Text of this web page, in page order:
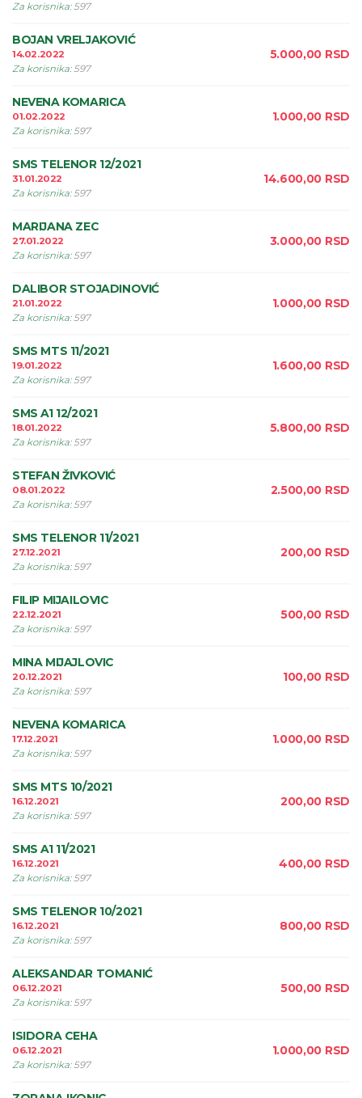
Za korisnika: 597
BOJAN VRELJAKOVIĆ
14.02.2022
Za korisnika: 597
5.000,00 RSD
NEVENA KOMARICA
01.02.2022
Za korisnika: 597
1.000,00 RSD
SMS TELENOR 12/2021
31.01.2022
Za korisnika: 597
14.600,00 RSD
MARIJANA ZEC
27.01.2022
Za korisnika: 597
3.000,00 RSD
DALIBOR STOJADINOVIĆ
21.01.2022
Za korisnika: 597
1.000,00 RSD
SMS MTS 11/2021
19.01.2022
Za korisnika: 597
1.600,00 RSD
SMS A1 12/2021
18.01.2022
Za korisnika: 597
5.800,00 RSD
STEFAN ŽIVKOVIĆ
08.01.2022
Za korisnika: 597
2.500,00 RSD
SMS TELENOR 11/2021
27.12.2021
Za korisnika: 597
200,00 RSD
FILIP MIJAILOVIC
22.12.2021
Za korisnika: 597
500,00 RSD
MINA MIJAJLOVIC
20.12.2021
Za korisnika: 597
100,00 RSD
NEVENA KOMARICA
17.12.2021
Za korisnika: 597
1.000,00 RSD
SMS MTS 10/2021
16.12.2021
Za korisnika: 597
200,00 RSD
SMS A1 11/2021
16.12.2021
Za korisnika: 597
400,00 RSD
SMS TELENOR 10/2021
16.12.2021
Za korisnika: 597
800,00 RSD
ALEKSANDAR TOMANIĆ
06.12.2021
Za korisnika: 597
500,00 RSD
ISIDORA CEHA
06.12.2021
Za korisnika: 597
1.000,00 RSD